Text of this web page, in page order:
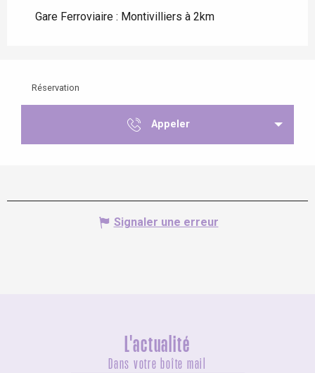
Gare Ferroviaire : Montivilliers à 2km
Réservation
Appeler
Signaler une erreur
L'actualité
Dans votre boîte mail